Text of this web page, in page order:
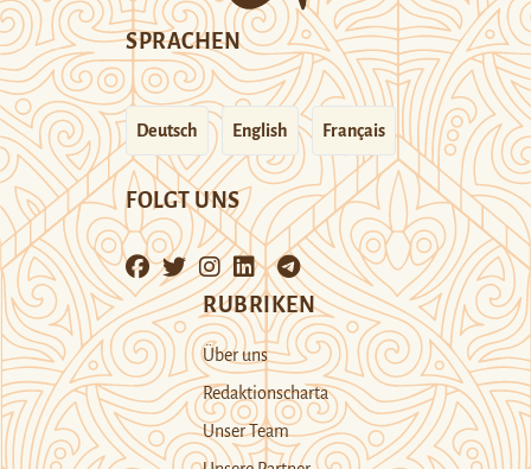
SPRACHEN
Deutsch English Français
FOLGT UNS
RUBRIKEN
Über uns
Redaktionscharta
Unser Team